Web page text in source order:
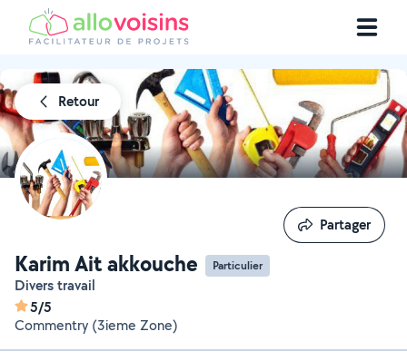
Retour
Karim Ait akkouche Particulier
Divers travail
5/5
Commentry (3ieme Zone)
Partager
Partager